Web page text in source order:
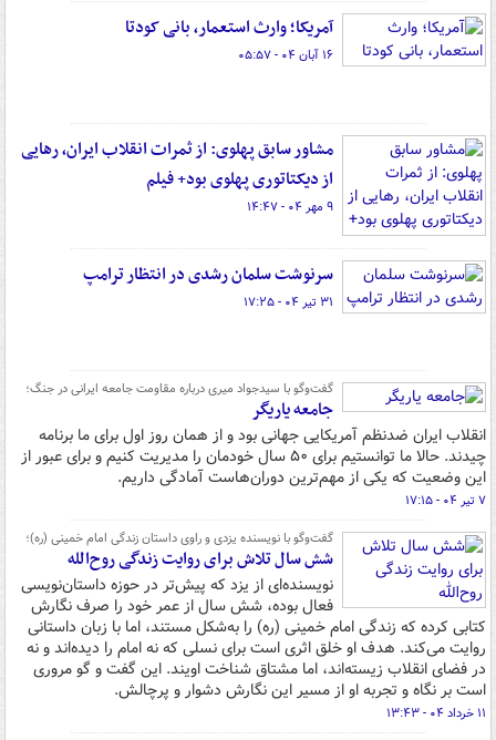
آمریکا؛ وارث استعمار، بانی کودتا
۱۶ آبان ۰۴ - ۰۵:۵۷
مشاور سابق پهلوی: از ثمرات انقلاب ایران، رهایی
از دیکتاتوری پهلوی بود+ فیلم
۹ مهر ۰۴ - ۱۴:۴۷
سرنوشت سلمان رشدی در انتظار ترامپ
۳۱ تیر ۰۴ - ۱۷:۲۵
گفت‌وگو با سیدجواد میری درباره مقاومت جامعه ایرانی در جنگ؛
جامعه یاریگر
انقلاب ایران ضدنظم آمریکایی جهانی بود و از همان روز اول برای ما برنامه
چیدند. حالا ما توانستیم برای ۵۰ سال خودمان را مدیریت کنیم و برای عبور از
این وضعیت که یکی از مهم‌ترین دوران‌هاست آمادگی داریم.
۷ تیر ۰۴ - ۱۷:۱۵
گفت‌وگو با نویسنده یزدی و راوی داستان زندگی امام خمینی (ره)؛
شش سال تلاش برای روایت زندگی روح‌الله
نویسنده‌ای از یزد که پیش‌تر در حوزه داستان‌نویسی
فعال بوده، شش سال از عمر خود را صرف نگارش
کتابی کرده که زندگی امام خمینی (ره) را به‌شکل مستند، اما با زبان داستانی
روایت می‌کند. هدف او خلق اثری است برای نسلی که نه امام را دیده‌اند و نه
در فضای انقلاب زیسته‌اند، اما مشتاق شناخت اویند. این گفت و گو مروری
است بر نگاه و تجربه او از مسیر این نگارش دشوار و پرچالش.
۱۱ خرداد ۰۴ - ۱۳:۴۳